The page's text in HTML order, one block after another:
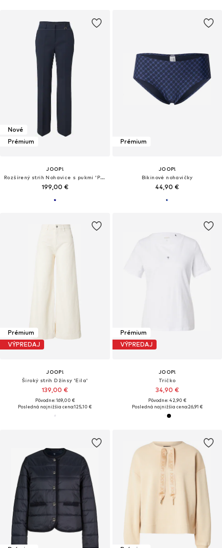
Nové
Prémium
JOOP!
Rozšírený strih Nohavice s pukmi 'Polina'
199,00 €
Prémium
JOOP!
Bikinové nohavičky
44,90 €
Prémium
VÝPREDAJ
JOOP!
Široký strih Džínsy 'Eila'
139,00 €
Pôvodne: 169,00 €
Posledná najnižšia cena:125,10 €
Prémium
VÝPREDAJ
JOOP!
Tričko
34,90 €
Pôvodne: 42,90 €
Posledná najnižšia cena:26,91 €